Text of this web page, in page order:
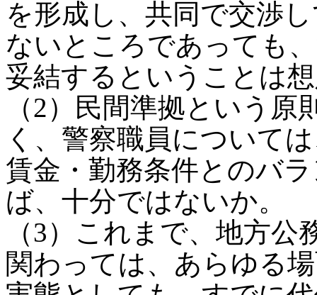
を形成し、共同で交渉
ないところであっても
妥結するということは
（2）民間準拠という
く、警察職員について
賃金・勤務条件とのバ
ば、十分ではないか。
（3）これまで、地方
関わっては、あらゆる